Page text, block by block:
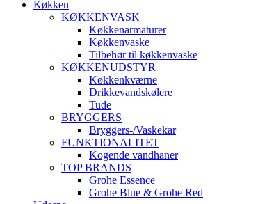
Køkken
KØKKENVASK
Køkkenarmaturer
Køkkenvaske
Tilbehør til køkkenvaske
KØKKENUDSTYR
Køkkenkværne
Drikkevandskølere
Tude
BRYGGERS
Bryggers-/Vaskekar
FUNKTIONALITET
Kogende vandhaner
TOP BRANDS
Grohe Essence
Grohe Blue & Grohe Red